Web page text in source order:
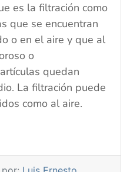
es la filtración como
que se encuentran
o en el aire y que al
o
quedan
La filtración puede
como al aire.